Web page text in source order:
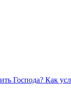
Господа? Как